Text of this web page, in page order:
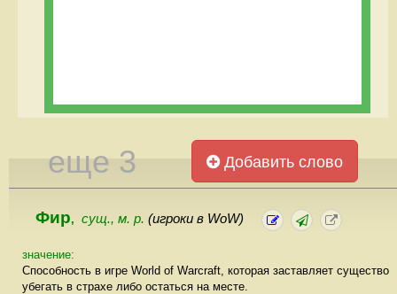
еще 3 Добавить слово
Фир, сущ., м. р. (игроки в WoW)
значение:
Способность в игре World of Warcraft, которая заставляет существо
убегать в страхе либо остаться на месте.